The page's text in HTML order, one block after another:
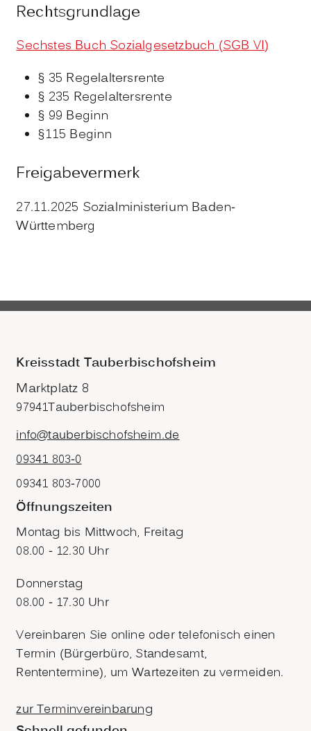
Rechtsgrundlage
Sechstes Buch Sozialgesetzbuch (SGB VI)
§ 35 Regelaltersrente
§ 235 Regelaltersrente
§ 99 Beginn
§115 Beginn
Freigabevermerk
27.11.2025 Sozialministerium Baden-
Württemberg
Kreisstadt Tauberbischofsheim
Marktplatz 8
97941Tauberbischofsheim
info@tauberbischofsheim.de
09341 803-0
09341 803-7000
Öffnungszeiten
Montag bis Mittwoch, Freitag
08.00 - 12.30 Uhr
Donnerstag
08.00 - 17.30 Uhr
Vereinbaren Sie online oder telefonisch einen
Termin (Bürgerbüro, Standesamt,
Rententermine), um Wartezeiten zu vermeiden.
zur Terminvereinbarung